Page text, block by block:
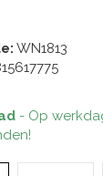
WN1813
- Op